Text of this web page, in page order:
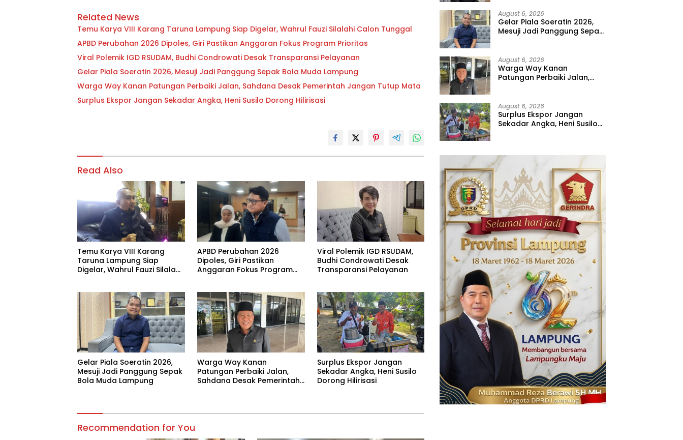
Related News
Temu Karya VIII Karang Taruna Lampung Siap Digelar, Wahrul Fauzi Silalahi Calon Tunggal
APBD Perubahan 2026 Dipoles, Giri Pastikan Anggaran Fokus Program Prioritas
Viral Polemik IGD RSUDAM, Budhi Condrowati Desak Transparansi Pelayanan
Gelar Piala Soeratin 2026, Mesuji Jadi Panggung Sepak Bola Muda Lampung
Warga Way Kanan Patungan Perbaiki Jalan, Sahdana Desak Pemerintah Jangan Tutup Mata
Surplus Ekspor Jangan Sekadar Angka, Heni Susilo Dorong Hilirisasi
Read Also
Temu Karya VIII Karang
Taruna Lampung Siap
Digelar, Wahrul Fauzi Silalahi
APBD Perubahan 2026
Dipoles, Giri Pastikan
Anggaran Fokus Program
Viral Polemik IGD RSUDAM,
Budhi Condrowati Desak
Transparansi Pelayanan
Gelar Piala Soeratin 2026,
Mesuji Jadi Panggung Sepak
Bola Muda Lampung
Warga Way Kanan
Patungan Perbaiki Jalan,
Sahdana Desak Pemerintah
Surplus Ekspor Jangan
Sekadar Angka, Heni Susilo
Dorong Hilirisasi
Recommendation for You
August 6, 2026
Gelar Piala Soeratin 2026,
Mesuji Jadi Panggung Sepak
August 6, 2026
Warga Way Kanan
Patungan Perbaiki Jalan,
August 6, 2026
Surplus Ekspor Jangan
Sekadar Angka, Heni Susilo